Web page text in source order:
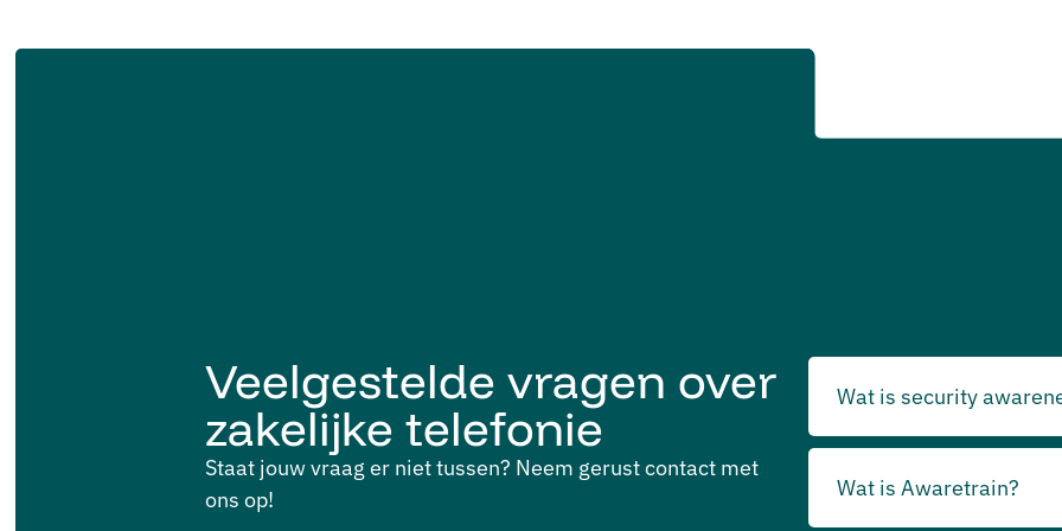
Veelgestelde vragen over
zakelijke telefonie
Staat jouw vraag er niet tussen? Neem gerust contact met
ons op!
Wat is security
Wat is Awaretrain?